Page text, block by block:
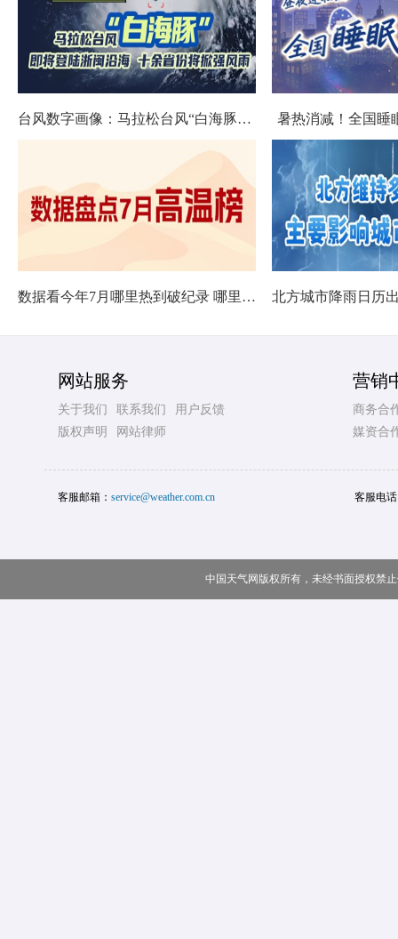
台风数字画像：马拉松台风“白海豚”将影响十余省份 暑热消减！全国睡
数据看今年7月哪里热到破纪录 哪里暑热连轴转
网站服务
关于我们 联系我们
用户反馈
版权声明
网站律师
营销
商务合
媒资合
客服邮箱： service@weather.com.cn 客服电
中国天气网版权所有，未经书面授权